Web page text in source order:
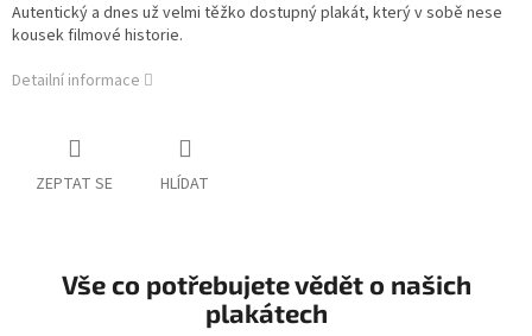
Autentický a dnes už velmi těžko dostupný plakát, který v sobě nese
kousek filmové historie.
Detailní informace
ZEPTAT SE HLÍDAT
Vše co potřebujete vědět o našich
plakátech